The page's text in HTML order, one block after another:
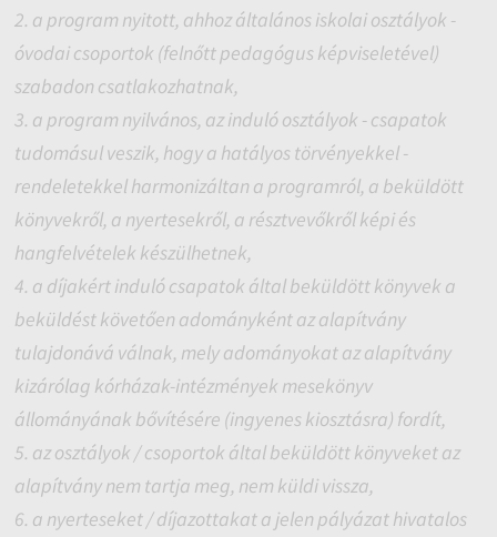
2. a program nyitott, ahhoz általános iskolai osztályok -
óvodai csoportok (felnőtt pedagógus képviseletével)
szabadon csatlakozhatnak,
3. a program nyilvános, az induló osztályok - csapatok
tudomásul veszik, hogy a hatályos törvényekkel -
rendeletekkel harmonizáltan a programról, a beküldött
könyvekről, a nyertesekről, a résztvevőkről képi és
hangfelvételek készülhetnek,
4. a díjakért induló csapatok által beküldött könyvek a
beküldést követően adományként az alapítvány
tulajdonává válnak, mely adományokat az alapítvány
kizárólag kórházak-intézmények mesekönyv
állományának bővítésére (ingyenes kiosztásra) fordít,
5. az osztályok / csoportok által beküldött könyveket az
alapítvány nem tartja meg, nem küldi vissza,
6. a nyerteseket / díjazottakat a jelen pályázat hivatalos